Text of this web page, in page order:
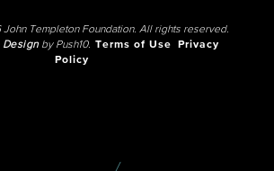
Templeton Foundation. All rights reserved.
Designby Push10. Terms of Use
Privacy
Policy